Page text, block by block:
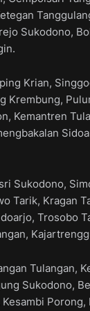
Sukodono,
Krian,
Krembung,
Kemantren
Sukodono,
Tarik, Kragan
Trosobo
Tulangan,
Sukodono,